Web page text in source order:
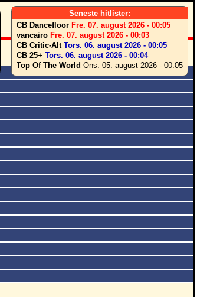
Seneste hitlister:
CB Dancefloor Fre. 07. august 2026 - 00:05
vancairo Fre. 07. august 2026 - 00:03
CB Critic-Alt Tors. 06. august 2026 - 00:05
CB 25+ Tors. 06. august 2026 - 00:04
Top Of The World Ons. 05. august 2026 - 00:05